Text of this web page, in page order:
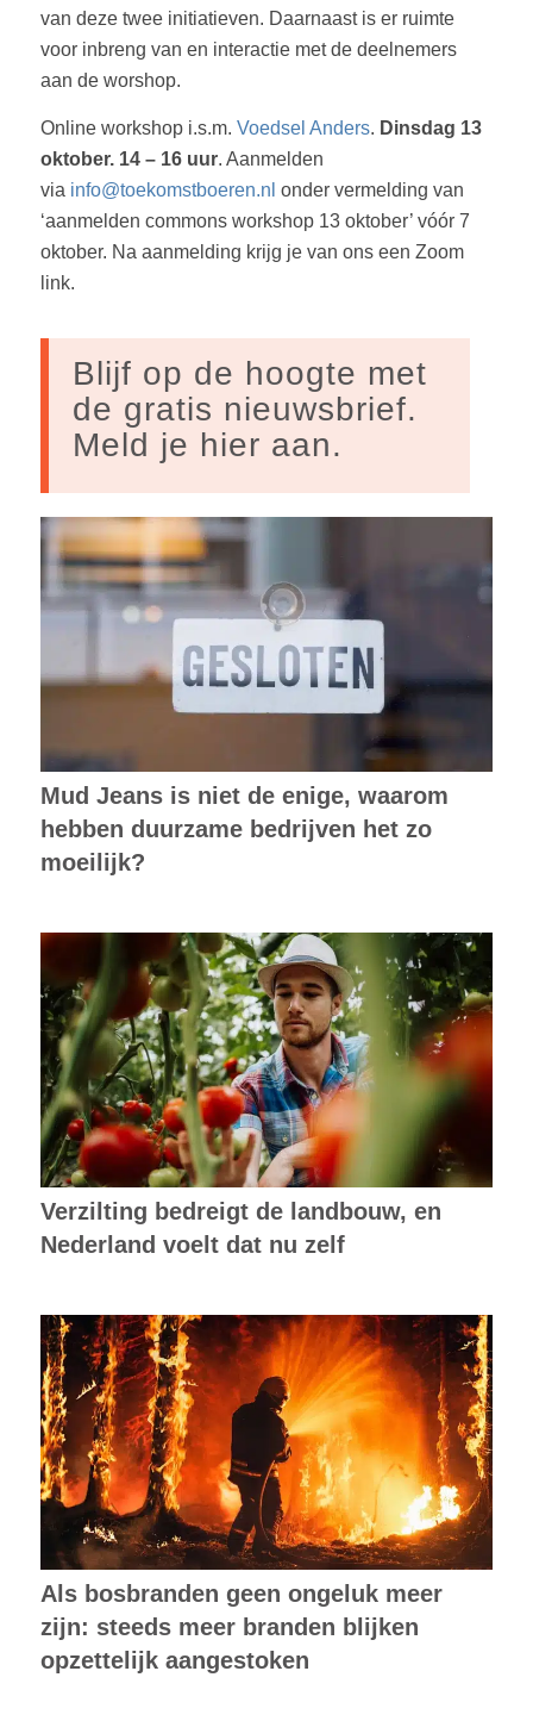
van deze twee initiatieven. Daarnaast is er ruimte
voor inbreng van en interactie met de deelnemers
aan de worshop.
Online workshop i.s.m. Voedsel Anders. Dinsdag 13
oktober. 14 – 16 uur. Aanmelden
via info@toekomstboeren.nl onder vermelding van
‘aanmelden commons workshop 13 oktober’ vóór 7
oktober. Na aanmelding krijg je van ons een Zoom
link.
Blijf op de hoogte met
de gratis nieuwsbrief.
Meld je hier aan.
Mud Jeans is niet de enige, waarom
hebben duurzame bedrijven het zo
moeilijk?
Verzilting bedreigt de landbouw, en
Nederland voelt dat nu zelf
Als bosbranden geen ongeluk meer
zijn: steeds meer branden blijken
opzettelijk aangestoken